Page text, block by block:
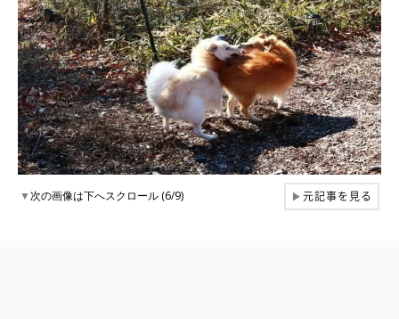
▼次の画像は下へスクロール (6/9) ▶元記事を見る